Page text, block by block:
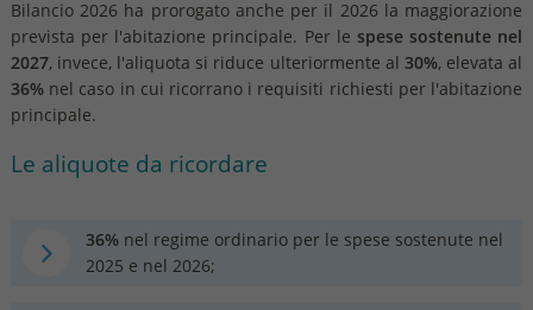
Bilancio 2026 ha prorogato anche per il 2026 la maggiorazione
prevista per l'abitazione principale. Per le spese sostenute nel
2027, invece, l'aliquota si riduce ulteriormente al 30%, elevata al
36% nel caso in cui ricorrano i requisiti richiesti per l'abitazione
principale.
Le aliquote da ricordare
36% nel regime ordinario per le spese sostenute nel
2025 e nel 2026;